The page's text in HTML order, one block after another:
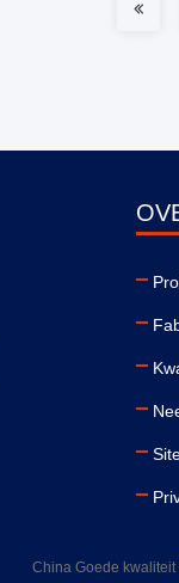
China Goede